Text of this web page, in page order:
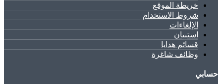
خريطة الموقع
شروط الاستخدام
الإلغاءات
استبيان
قسائم هدايا
وظائف شاغرة
حسابي